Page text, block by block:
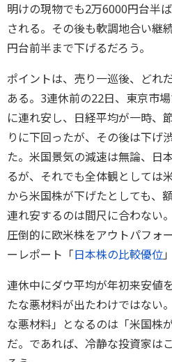
明けの現物でも2万6000円台半
される。その後も軟調地合い継
円台前半まで下げるだろう。
ポイントは、売り一巡後、どれ
ある。3連休前の22日、東京市
に連れ安し、日経平均が一時、
りに下回ったが、その後は下げ
た。米国景気の減速は無論、日
るが、それでも全体観としては
から米国株が下げたとしても、
連れ安するのは間尺に合わない
圧倒的に欧米株をアウトパフォ
ーレポート「日本株の比較優位
連休中にダウ平均が年初来安値
たな悪材料が出たわけではない
な悪材料」となるのは「米国株
だ。であれば、冷静な投資家は